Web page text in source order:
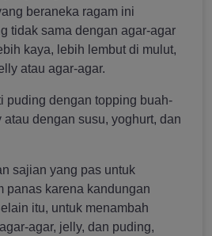
beraneka ragam ini
tidak sama dengan agar-agar
kaya, lebih lembut di mulut,
atau agar-agar.
puding dengan topping buah-
atau dengan susu, yoghurt, dan
sajian yang pas untuk
panas karena kandungan
itu, untuk menambah
agar, jelly, dan puding,